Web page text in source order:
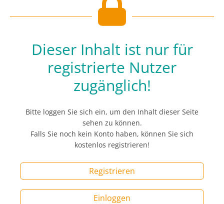
Dieser Inhalt ist nur für
registrierte Nutzer
zugänglich!
Bitte loggen Sie sich ein, um den Inhalt dieser Seite
sehen zu können.
Falls Sie noch kein Konto haben, können Sie sich
kostenlos registrieren!
Registrieren
Einloggen